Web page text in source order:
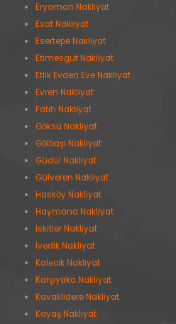
Eryaman Nakliyat
Esat Nakliyat
Esertepe Nakliyat
Etimesgut Nakliyat
Etlik Evden Eve Nakliyat
Evren Nakliyat
Fatih Nakliyat
Göksu Nakliyat
Gölbaşı Nakliyat
Güdül Nakliyat
Gülveren Nakliyat
Hasköy Nakliyat
Haymana Nakliyat
İskitler Nakliyat
İvedik Nakliyat
Kalecik Nakliyat
Karşıyaka Nakliyat
Kavaklıdere Nakliyat
Kayaş Nakliyat